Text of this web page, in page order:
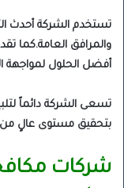
تستخدم الشركة أحدث
والمرافق العامة.كما
أفضل الحلول لمواجهة
تسعى الشركة دائماً
بتحقيق مستوى عالٍ من
شركات